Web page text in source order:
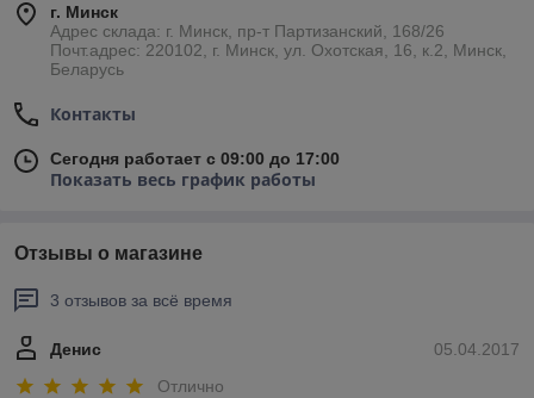
г. Минск
Адрес склада: г. Минск, пр-т Партизанский, 168/26
Почт.адрес: 220102, г. Минск, ул. Охотская, 16, к.2, Минск,
Беларусь
Контакты
Сегодня работает с 09:00 до 17:00
Показать весь график работы
Отзывы о магазине
3 отзывов за всё время
05.04.2017
Денис
Отлично